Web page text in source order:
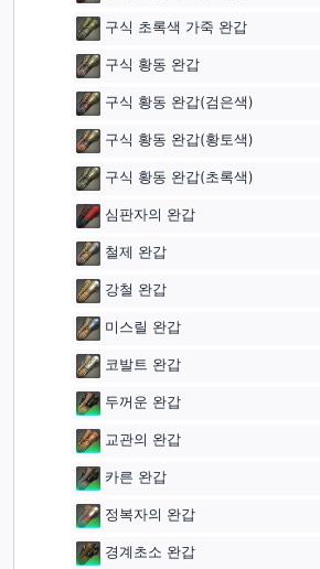
구식 초록색 가죽 완갑
구식 황동 완갑
구식 황동 완갑(검은색)
구식 황동 완갑(황토색)
구식 황동 완갑(초록색)
심판자의 완갑
철제 완갑
강철 완갑
미스릴 완갑
코발트 완갑
두꺼운 완갑
교관의 완갑
카른 완갑
정복자의 완갑
경계초소 완갑